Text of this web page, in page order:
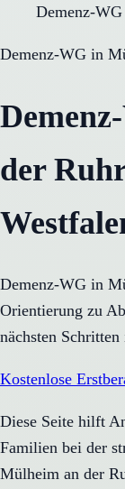
Demenz-
Demenz-WG in
der
Demenz-WG in
Orientierung zu
nächsten
Kostenlose
Diese Seite hilft
Familien bei der
Mülheim an der